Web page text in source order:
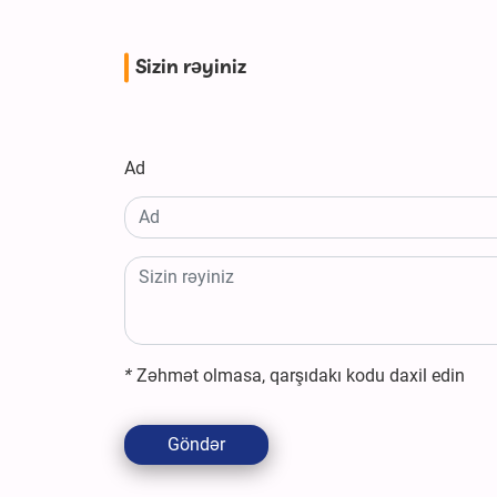
Sizin rəyiniz
Ad
* Zəhmət olmasa, qarşıdakı kodu daxil edin
Göndər